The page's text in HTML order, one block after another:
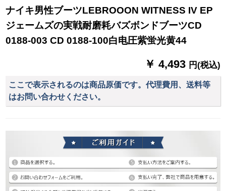
ナイキ男性ブーツLEBROOON WITNESS IV EP
ジェームズの実戦耐磨耗バズボンドブーツCD
0188-003 CD 0188-100白电圧紫蛍光黄44
￥ 4,493 円(税込)
ここで表示されるのは商品原価です。代理費用、送料等
はお問い合わせください。